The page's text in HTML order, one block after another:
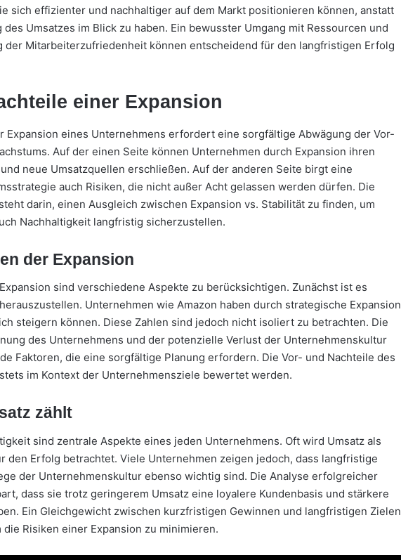
sich effizienter und nachhaltiger auf dem Markt positionieren können, anstatt
Umsatzes im Blick zu haben. Ein bewusster Umgang mit Ressourcen und
der Mitarbeiterzufriedenheit können entscheidend für den langfristigen Erfolg
einer Expansion
Expansion eines Unternehmens erfordert eine sorgfältige Abwägung der Vor-
Auf der einen Seite können Unternehmen durch Expansion ihren
neue Umsatzquellen erschließen. Auf der anderen Seite birgt eine
auch Risiken, die nicht außer Acht gelassen werden dürfen. Die
darin, einen Ausgleich zwischen Expansion vs. Stabilität zu finden, um
Nachhaltigkeit langfristig sicherzustellen.
der Expansion
sind verschiedene Aspekte zu berücksichtigen. Zunächst ist es
Unternehmen wie Amazon haben durch strategische Expansion
steigern können. Diese Zahlen sind jedoch nicht isoliert zu betrachten. Die
des Unternehmens und der potenzielle Verlust der Unternehmenskultur
Faktoren, die eine sorgfältige Planung erfordern. Die Vor- und Nachteile des
im Kontext der Unternehmensziele bewertet werden.
zählt
sind zentrale Aspekte eines jeden Unternehmens. Oft wird Umsatz als
den Erfolg betrachtet. Viele Unternehmen zeigen jedoch, dass langfristige
der Unternehmenskultur ebenso wichtig sind. Die Analyse erfolgreicher
dass sie trotz geringerem Umsatz eine loyalere Kundenbasis und stärkere
Ein Gleichgewicht zwischen kurzfristigen Gewinnen und langfristigen Zielen
Risiken einer Expansion zu minimieren.